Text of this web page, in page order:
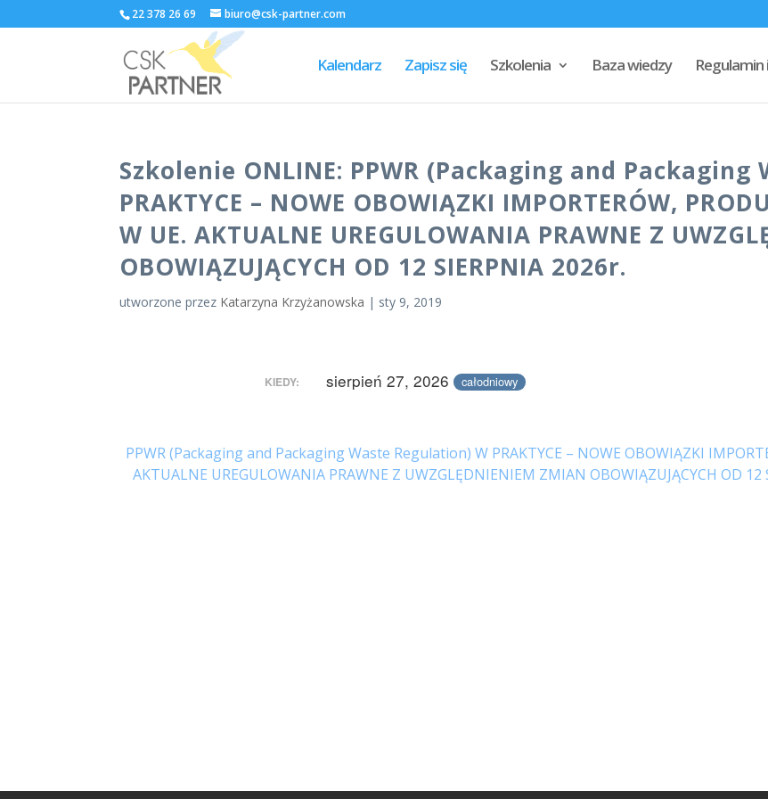
22 378 26 69 biuro@csk-partner.com
Kalendarz Zapisz się Szkolenia Baza wiedzy
Szkolenie ONLINE: PPWR (Packaging and
PRAKTYCE – NOWE OBOWIĄZKI IMPORTERÓW,
W UE. AKTUALNE UREGULOWANIA PRAWNE Z
OBOWIĄZUJĄCYCH OD 12 SIERPNIA 2026r.
utworzone przez Katarzyna Krzyżanowska | sty 9, 2019
KIEDY: sierpień 27, 2026 całodniowy
PPWR (Packaging and Packaging Waste Regulation) W PRAKTYCE – NOWE OBOWIĄZKI
AKTUALNE UREGULOWANIA PRAWNE Z UWZGLĘDNIENIEM ZMIAN OBOWIĄZUJĄCYCH OD 12